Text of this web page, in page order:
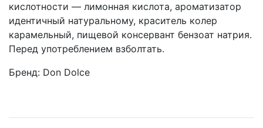
кислотности — лимонная кислота, ароматизатор
идентичный натуральному, краситель колер
карамельный, пищевой консервант бензоат натрия.
Перед употреблением взболтать.
Бренд: Don Dolce